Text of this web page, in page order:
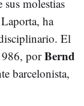
molestias
ha
El
porBernd
barcelonista,